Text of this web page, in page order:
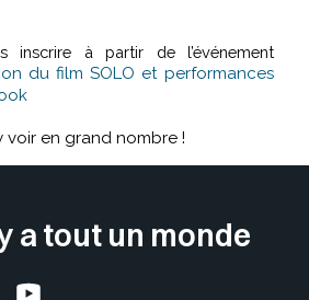
inscrire à partir de l’événement
du film SOLO et performances
voir en grand nombre !
a tout un monde
l'UQO
de l'UQO
X (Twitter) de l'UQO
YouTube de l'UQO